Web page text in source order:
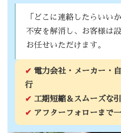
「どこに連絡したらいい
不安を解消し、お客様は
お任せいただけます。
✔ 電力会社・メーカー・
行
✔ 工期短縮＆スムーズな
✔ アフターフォローまで